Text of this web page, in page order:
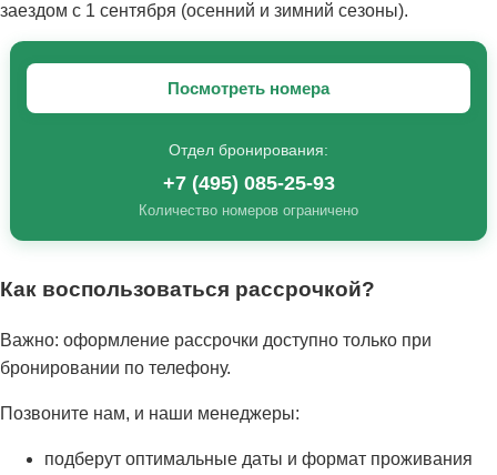
заездом с 1 сентября (осенний и зимний сезоны).
Посмотреть номера
Отдел бронирования:
+7 (495) 085-25-93
Количество номеров ограничено
Как воспользоваться рассрочкой?
Важно: оформление рассрочки доступно только при
бронировании по телефону.
Позвоните нам, и наши менеджеры:
подберут оптимальные даты и формат проживания